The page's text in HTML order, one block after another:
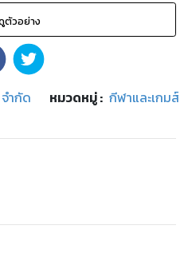
ตัวอย่าง
ำกัด หมวดหมู่: กีฬาและเกมส์